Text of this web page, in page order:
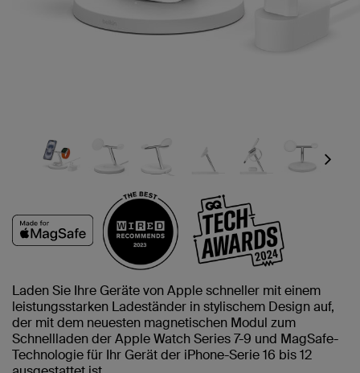
Next
Laden Sie Ihre Geräte von Apple schneller mit einem
leistungsstarken Ladeständer in stylischem Design auf,
der mit dem neuesten magnetischen Modul zum
Schnellladen der Apple Watch Series 7-9 und MagSafe-
Technologie für Ihr Gerät der iPhone-Serie 16 bis 12